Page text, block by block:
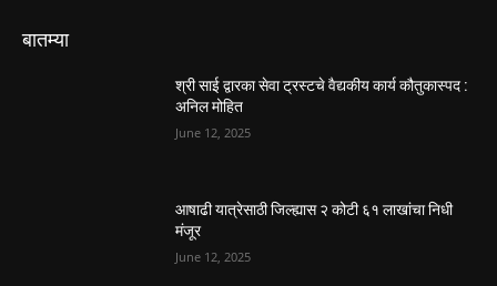
बातम्या
श्री साई द्वारका सेवा ट्रस्टचे वैद्यकीय कार्य कौतुकास्पद :
अनिल मोहित
June 12, 2025
आषाढी यात्रेसाठी जिल्ह्यास २ कोटी ६१ लाखांचा निधी
मंजूर
June 12, 2025